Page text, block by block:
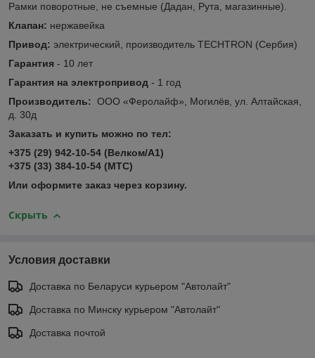
Рамки поворотные, не съемные (Дадан, Рута, магазинные).
Клапан: нержавейка
Привод: электрический, производитель TECHTRON (Сербия)
Гарантия - 10 лет
Гарантия на электропривод - 1 год
Производитель: ООО «Феролайф», Могилёв, ул. Алтайская,
д. 30д
Заказать и купить можно по тел:
+375 (29) 942-10-54 (Велком/А1)
+375 (33) 384-10-54 (МТС)
Или оформите заказ через корзину.
Скрыть
Условия доставки
Доставка по Беларуси курьером "Автолайт"
Доставка по Минску курьером "Автолайт"
Доставка почтой